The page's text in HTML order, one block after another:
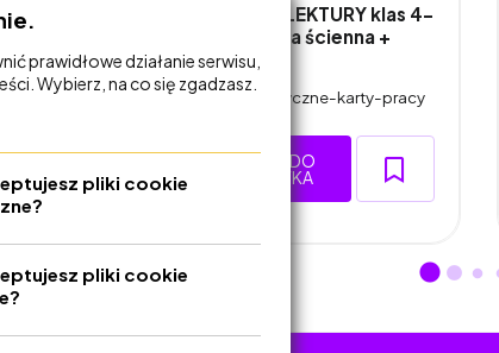
– 120 po…
karty-pracy
🌹 PAKIET LEKTURY klas 4–
8 – gazetka ścienna +
prez…
polonistyczne-karty-pracy
DODAJ DO
KOSZYKA
prawidłowe działanie serwisu,
Wybierz, na co się zgadzasz.
pliki cookie
pliki cookie